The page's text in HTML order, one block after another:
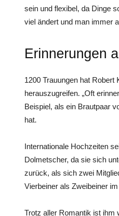
sein und flexibel, da Dinge
viel ändert und man immer
Erinnerungen
1200 Trauungen hat
herauszugreifen. „Oft
Beispiel, als ein Brautpaar
hat.
Internationale Hochzeiten
Dolmetscher, da sie sich
zurück, als sich zwei
Vierbeiner als Zweibeiner
Trotz aller Romantik ist ihm